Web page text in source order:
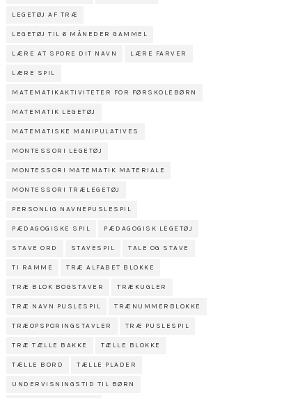
LEGETØJ AF TRÆ
LEGETØJ TIL 6 MÅNEDER GAMMEL
LÆRE AT SPORE DIT NAVN LÆRE FARVER
LÆRE SPIL
MATEMATIKAKTIVITETER FOR FØRSKOLEBØRN
MATEMATIK LEGETØJ
MATEMATISKE MANIPULATIVES
MONTESSORI LEGETØJ
MONTESSORI MATEMATIK MATERIALE
MONTESSORI TRÆLEGETØJ
PERSONLIG NAVNEPUSLESPIL
PÆDAGOGISKE SPIL PÆDAGOGISK LEGETØJ
STAVE ORD STAVESPIL TALE OG STAVE
TI RAMME TRÆ ALFABET BLOKKE
TRÆ BLOK BOGSTAVER TRÆKUGLER
TRÆ NAVN PUSLESPIL TRÆNUMMERBLOKKE
TRÆOPSPORINGSTAVLER TRÆ PUSLESPIL
TRÆ TÆLLE BAKKE TÆLLE BLOKKE
TÆLLE BORD TÆLLE PLADER
UNDERVISNINGSTID TIL BØRN